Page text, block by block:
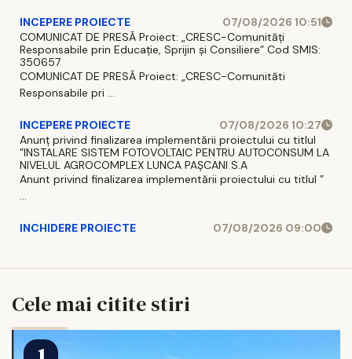
INCEPERE PROIECTE
07/08/2026 10:51
COMUNICAT DE PRESĂ Proiect: „CRESC-Comunități
Responsabile prin Educație, Sprijin și Consiliere” Cod SMIS:
350657
COMUNICAT DE PRESĂ Proiect: „CRESC-Comunităti
Responsabile pri ...
INCEPERE PROIECTE
07/08/2026 10:27
Anunț privind finalizarea implementării proiectului cu titlul
”INSTALARE SISTEM FOTOVOLTAIC PENTRU AUTOCONSUM LA
NIVELUL AGROCOMPLEX LUNCA PAȘCANI S.A
Anunt privind finalizarea implementării proiectului cu titlul ”
...
INCHIDERE PROIECTE 07/08/2026 09:00
Cele mai citite stiri